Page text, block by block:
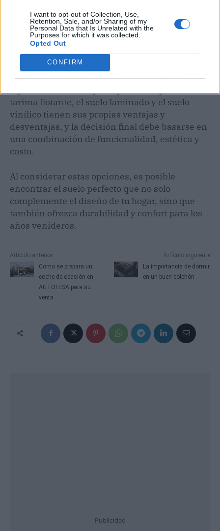
I want to opt-out of Collection, Use,
Retention, Sale, and/or Sharing of my
Personal Data that Is Unrelated with the
Purposes for which it was collected.
Opted Out
CONFIRM
textura y el acabado de la madera real. El suelo laminado
también ofrece una buena variedad de estilos, pero con una
sensación más artificial al tacto.
Elegir el suelo adecuado implica evaluar las
necesidades específicas de cada espacio y
tarima flotante, el suelo laminado y el suelo
vinílico tienen sus propias ventajas y
desventajas, y la decisión final debe basarse en
una combinación de funcionalidad, estética y
costo.
Al considerar estas opciones, es posible
encontrar el suelo perfecto que no solo
complemente el diseño de tu hogar, sino que
también ofrezca durabilidad y confort para los
años venideros.
Artículo anterior
Como se prepara un
coche de ocasión en
AUTOFESA para su
venta
Artículo siguiente
La importancia de dormir
en un buen colchón
Publicidad